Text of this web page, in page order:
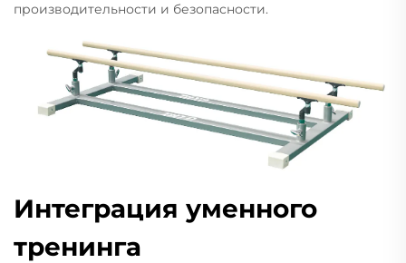
производительности и безопасности.
Интеграция уменного
тренинга